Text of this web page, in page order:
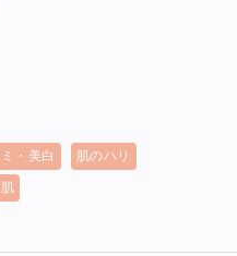
・美白 肌のハリ